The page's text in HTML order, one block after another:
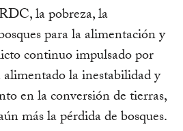
la pobreza, la
para la alimentación y
continuo impulsado por
la inestabilidad y
en la conversión de tierras,
más la pérdida de bosques.